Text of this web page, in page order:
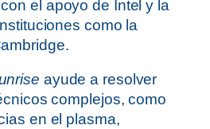
con el apoyo de Intel y la
como la
ayude a resolver
complejos, como
en el plasma,